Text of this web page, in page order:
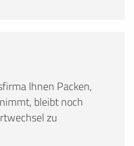
Ihnen Packen,
bleibt noch
zu